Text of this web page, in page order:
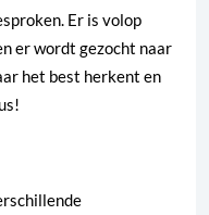
Er is volop
er wordt gezocht naar
het best herkent en